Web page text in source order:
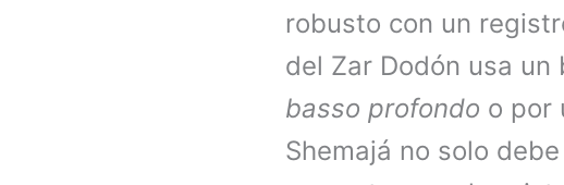
robusto con un
del Zar Dodón usa
basso profondo o por
Shemajá no solo